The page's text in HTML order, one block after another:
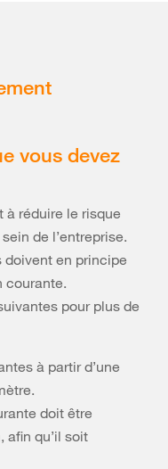
vous devez
réduire le risque
de l’entreprise.
doivent en principe
courante.
pour plus de
à partir d’une
doit être
afin qu’il soit